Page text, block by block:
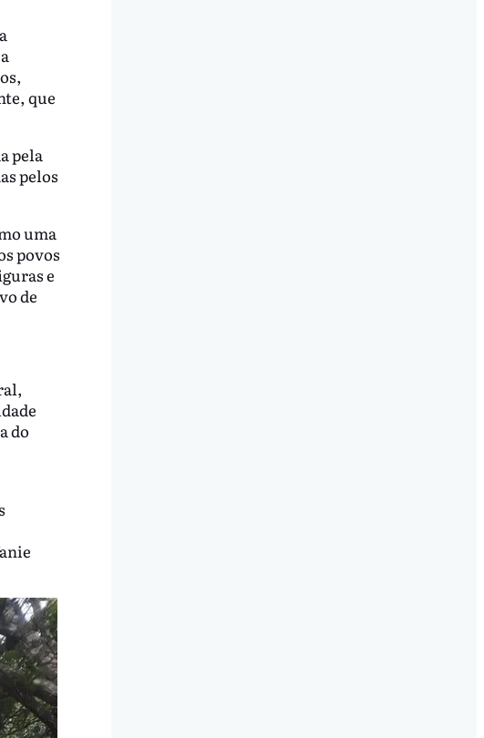
que
pela
pelos
uma
povos
e
de
do